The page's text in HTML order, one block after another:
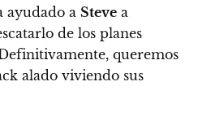
ayudado a Steve a
de los planes
queremos
alado viviendo sus